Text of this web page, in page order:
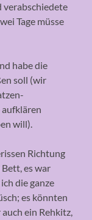
verabschiedete
Tage müsse
habe die
soll (wir
will).
Richtung
es war
die ganze
es könnten
ein Rehkitz,